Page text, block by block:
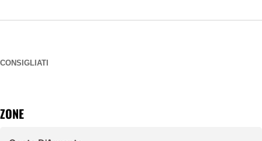
CONSIGLIATI
ZONE